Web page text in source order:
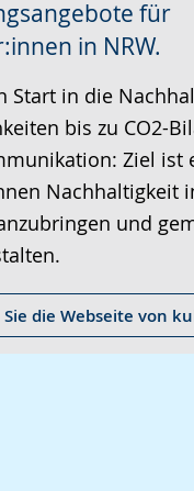
für
in NRW.
Start in die
bis zu CO2-
Ziel ist
Nachhaltigkeit
und
die Webseite von